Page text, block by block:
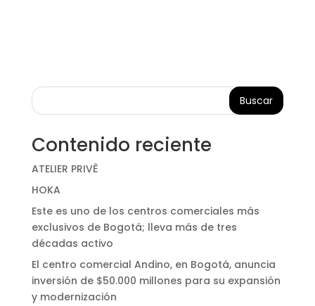
Buscar
Contenido reciente
ATELIER PRIVÊ
HOKA
Este es uno de los centros comerciales más
exclusivos de Bogotá; lleva más de tres
décadas activo
El centro comercial Andino, en Bogotá, anuncia
inversión de $50.000 millones para su expansión
y modernización